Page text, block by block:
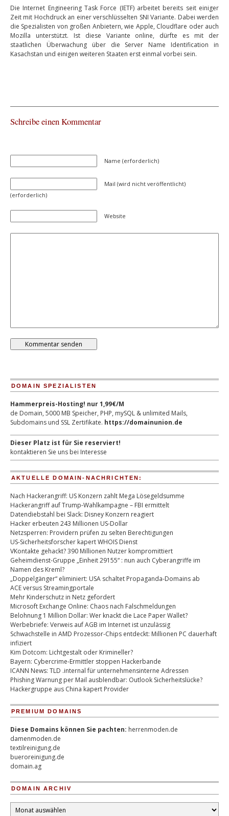
Die Internet Engineering Task Force (IETF) arbeitet bereits seit einiger
Zeit mit Hochdruck an einer verschlüsselten SNI Variante. Dabei werden
die Spezialisten von großen Anbietern, wie Apple, Cloudflare oder auch
Mozilla unterstützt. Ist diese Variante online, dürfte es mit der
staatlichen Überwachung über die Server Name Identification in
Kasachstan und einigen weiteren Staaten erst einmal vorbei sein.
Schreibe einen Kommentar
Name (erforderlich)
Mail (wird nicht veröffentlicht)
(erforderlich)
Website
DOMAIN SPEZIALISTEN
Hammerpreis-Hosting! nur 1,99€/M
de Domain, 5000 MB Speicher, PHP, mySQL & unlimited Mails,
Subdomains und SSL Zertifikate. https://domainunion.de
Dieser Platz ist für Sie reserviert!
kontaktieren Sie uns bei Interesse
AKTUELLE DOMAIN-NACHRICHTEN:
Nach Hackerangriff: US Konzern zahlt Mega Lösegeldsumme
Hackerangriff auf Trump-Wahlkampagne – FBI ermittelt
Datendiebstahl bei Slack: Disney Konzern reagiert
Hacker erbeuten 243 Millionen US-Dollar
Netzsperren: Providern prüfen zu selten Berechtigungen
US-Sicherheitsforscher kapert WHOIS Dienst
VKontakte gehackt? 390 Millionen Nutzer kompromittiert
Geheimdienst-Gruppe „Einheit 29155“ : nun auch Cyberangriffe im
Namen des Kreml?
„Doppelgänger“ eliminiert: USA schaltet Propaganda-Domains ab
ACE versus Streamingportale
Mehr Kinderschutz in Netz gefordert
Microsoft Exchange Online: Chaos nach Falschmeldungen
Belohnung 1 Million Dollar: Wer knackt die Lace Paper Wallet?
Werbebriefe: Verweis auf AGB im Internet ist unzulässig
Schwachstelle in AMD Prozessor-Chips entdeckt: Millionen PC dauerhaft
infiziert
Kim Dotcom: Lichtgestalt oder Krimineller?
Bayern: Cybercrime-Ermittler stoppen Hackerbande
ICANN News: TLD .internal für unternehmensinterne Adressen
Phishing Warnung per Mail ausblendbar: Outlook Sicherheitslücke?
Hackergruppe aus China kapert Provider
PREMIUM DOMAINS
Diese Domains können Sie pachten: herrenmoden.de
damenmoden.de
textilreinigung.de
bueroreinigung.de
domain.ag
DOMAIN ARCHIV
Domain